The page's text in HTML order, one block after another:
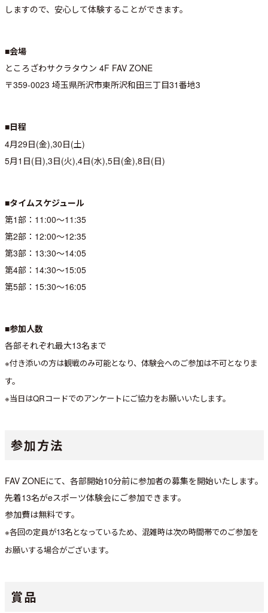
しますので、安心して体験することができます。
■会場
ところざわサクラタウン 4F FAV ZONE
〒359-0023 埼玉県所沢市東所沢和田三丁目31番地3
■日程
4月29日(金),30日(土)
5月1日(日),3日(火),4日(水),5日(金),8日(日)
■タイムスケジュール
第1部：11:00～11:35
第2部：12:00～12:35
第3部：13:30～14:05
第4部：14:30～15:05
第5部：15:30～16:05
■参加人数
各部それぞれ最大13名まで
※付き添いの方は観戦のみ可能となり、体験会へのご参加は不可となりま
す。
※当日はQRコードでのアンケートにご協力をお願いいたします。
参加方法
FAV ZONEにて、各部開始10分前に参加者の募集を開始いたします。
先着13名がeスポーツ体験会にご参加できます。
参加費は無料です。
※各回の定員が13名となっているため、混雑時は次の時間帯でのご参加を
お願いする場合がございます。
賞品